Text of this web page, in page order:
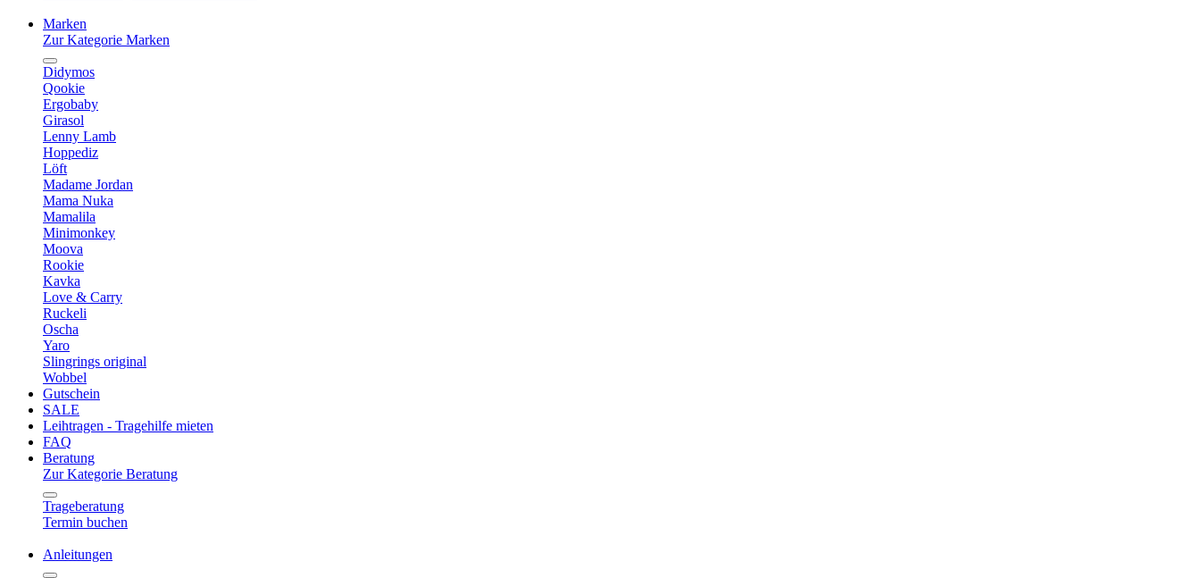
Marken
Zur Kategorie Marken
Didymos
Qookie
Ergobaby
Girasol
Lenny Lamb
Hoppediz
Löft
Madame Jordan
Mama Nuka
Mamalila
Minimonkey
Moova
Rookie
Kavka
Love & Carry
Ruckeli
Oscha
Yaro
Slingrings original
Wobbel
Gutschein
SALE
Leihtragen - Tragehilfe mieten
FAQ
Beratung
Zur Kategorie Beratung
Trageberatung
Termin buchen
Anleitungen